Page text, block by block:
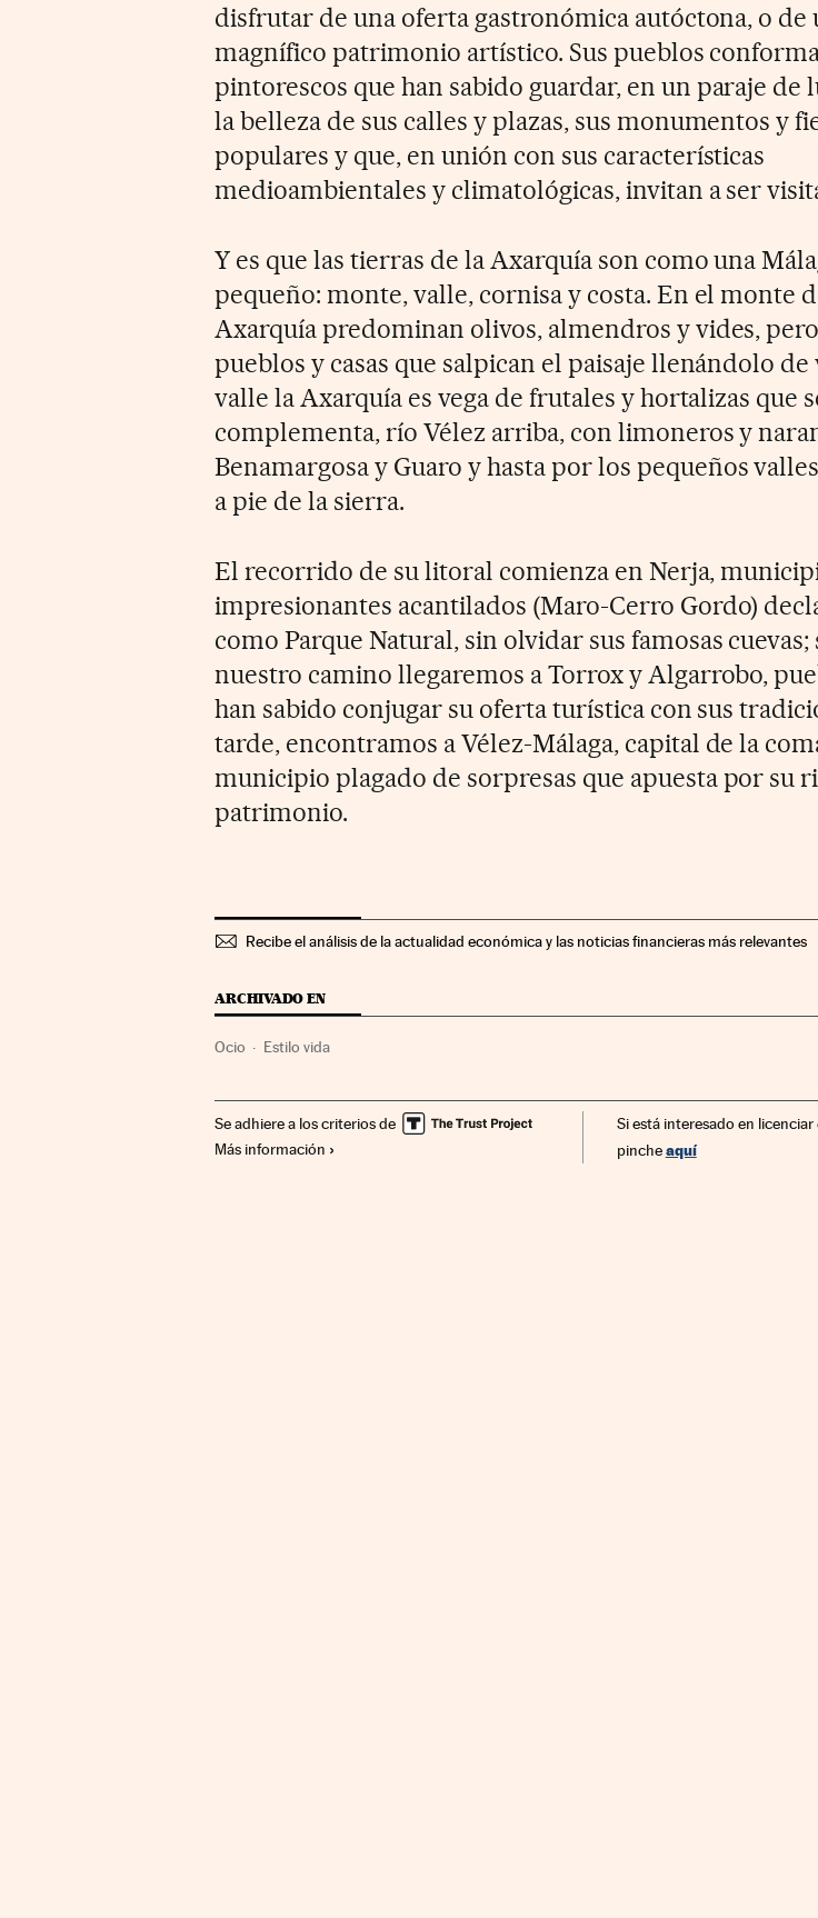
disfrutar de una oferta gastronómica autóctona, o de
magnífico patrimonio artístico. Sus pueblos
pintorescos que han sabido guardar, en un paraje de
la belleza de sus calles y plazas, sus monumentos y
populares y que, en unión con sus características
medioambientales y climatológicas, invitan a ser
Y es que las tierras de la Axarquía son como una
pequeño: monte, valle, cornisa y costa. En el monte
Axarquía predominan olivos, almendros y vides,
pueblos y casas que salpican el paisaje llenándolo de
valle la Axarquía es vega de frutales y hortalizas que
complementa, río Vélez arriba, con limoneros y
Benamargosa y Guaro y hasta por los pequeños
a pie de la sierra.
El recorrido de su litoral comienza en Nerja,
impresionantes acantilados (Maro-Cerro Gordo)
como Parque Natural, sin olvidar sus famosas
nuestro camino llegaremos a Torrox y Algarrobo,
han sabido conjugar su oferta turística con sus
tarde, encontramos a Vélez-Málaga, capital de la
municipio plagado de sorpresas que apuesta por su
patrimonio.
Recibe el análisis de la actualidad económica y las noticias financieras más relevantes
ARCHIVADO EN
Ocio Estilo vida
Se adhiere a los criterios de
Más información
Si está interesado en
pincheaquí